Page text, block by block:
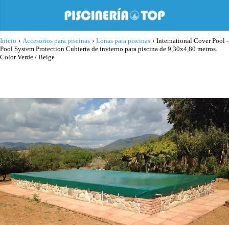
Inicio › Accesorios para piscinas › Lonas para piscinas › International Cover Pool -
Pool System Protection Cubierta de invierno para piscina de 9,30x4,80 metros.
Color Verde / Beige